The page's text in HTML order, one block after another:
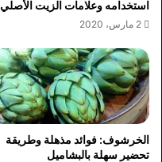
استخدامه وعلامات الزيت الأصلي
2 مارس، 2020
الخرشوف: فوائد مذهلة وطريقة
تحضير سهلة بالبشاميل